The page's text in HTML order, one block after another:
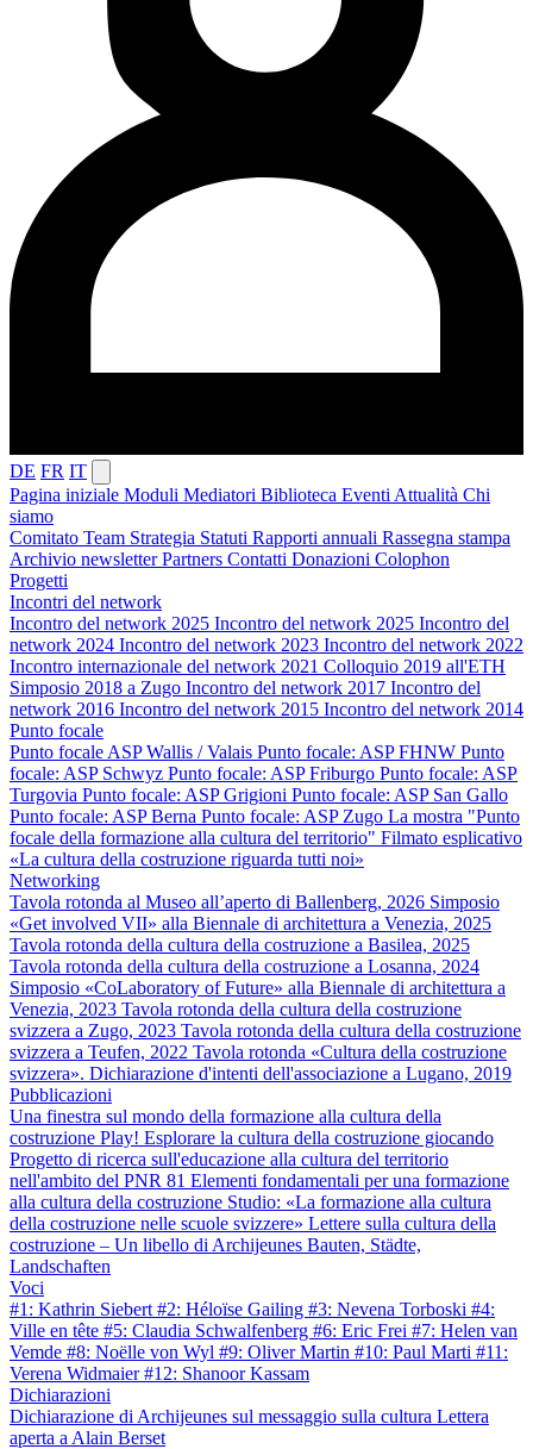
DE FR IT
Pagina iniziale Moduli Mediatori Biblioteca Eventi Attualità Chi
siamo
Comitato Team Strategia Statuti Rapporti annuali Rassegna stampa
Archivio newsletterPartners Contatti Donazioni Colophon
Progetti
Incontri del network
Incontro del network 2025 Incontro del network 2025 Incontro del
network 2024 Incontro del network 2023 Incontro del network 2022
Incontro internazionale del network 2021 Colloquio 2019 all'ETH
Simposio 2018 a Zugo Incontro del network 2017 Incontro del
network 2016 Incontro del network 2015 Incontro del network 2014
Punto focale
Punto focale ASP Wallis / Valais Punto focale: ASP FHNW Punto
focale: ASP Schwyz Punto focale: ASP Friburgo Punto focale: ASP
Turgovia Punto focale: ASP Grigioni Punto focale: ASP San Gallo
Punto focale: ASP Berna Punto focale: ASP Zugo La mostra "Punto
focale della formazione alla cultura del territorio" Filmato esplicativo
«La cultura della costruzione riguarda tutti noi»
Networking
Tavola rotonda al Museo all’aperto di Ballenberg, 2026 Simposio
«Get involved VII» alla Biennale di architettura a Venezia, 2025
Tavola rotonda della cultura della costruzione a Basilea, 2025
Tavola rotonda della cultura della costruzione a Losanna, 2024
Simposio «CoLaboratory of Future» alla Biennale di architettura a
Venezia, 2023 Tavola rotonda della cultura della costruzione
svizzera a Zugo, 2023 Tavola rotonda della cultura della costruzione
svizzera a Teufen, 2022 Tavola rotonda «Cultura della costruzione
svizzera». Dichiarazione d'intenti dell'associazione a Lugano, 2019
Pubblicazioni
Una finestra sul mondo della formazione alla cultura della
costruzione Play! Esplorare la cultura della costruzione giocando
Progetto di ricerca sull'educazione alla cultura del territorio
nell'ambito del PNR 81 Elementi fondamentali per una formazione
alla cultura della costruzione Studio: «La formazione alla cultura
della costruzione nelle scuole svizzere» Lettere sulla cultura della
costruzione – Un libello di Archijeunes Bauten, Städte,
Landschaften
Voci
#1: Kathrin Siebert #2: Héloïse Gailing #3: Nevena Torboski #4:
Ville en tête #5: Claudia Schwalfenberg #6: Eric Frei #7: Helen van
Vemde #8: Noëlle von Wyl #9: Oliver Martin #10: Paul Marti #11:
Verena Widmaier#12: Shanoor Kassam
Dichiarazioni
Dichiarazione di Archijeunes sul messaggio sulla cultura Lettera
aperta a Alain Berset